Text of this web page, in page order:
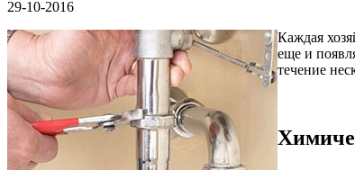
29-10-2016
Каждая
еще и
течение